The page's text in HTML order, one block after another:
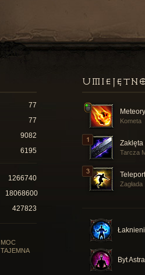
Kometa
Zaklęta
Tarcza
Zagłada
Byt
77
77
9082
6195
1266740
18068600
427823
MOC
TAJEMNA